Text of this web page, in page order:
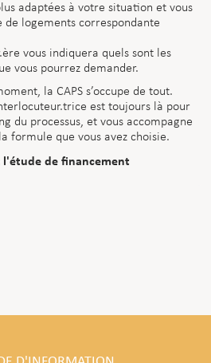
adaptées à votre situation et vous
de logements correspondante
vous indiquera quels sont les
vous pourrez demander.
la CAPS s’occupe de tout.
est toujours là pour
du processus, et vous accompagne
formule que vous avez choisie.
l'étude de financement